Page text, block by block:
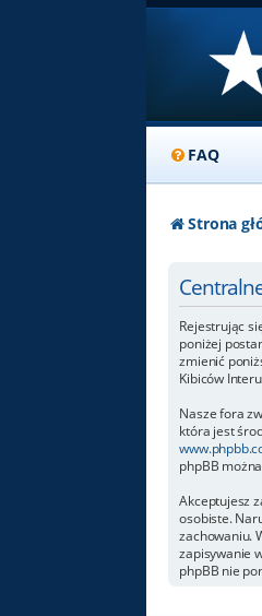
FAQ
Strona
Rejestrując
poniżej
zmienić
Kibiców
Nasze fora
która jest
phpBB
Akceptujesz
osobiste.
zachowaniu.
zapisywanie
phpBB nie